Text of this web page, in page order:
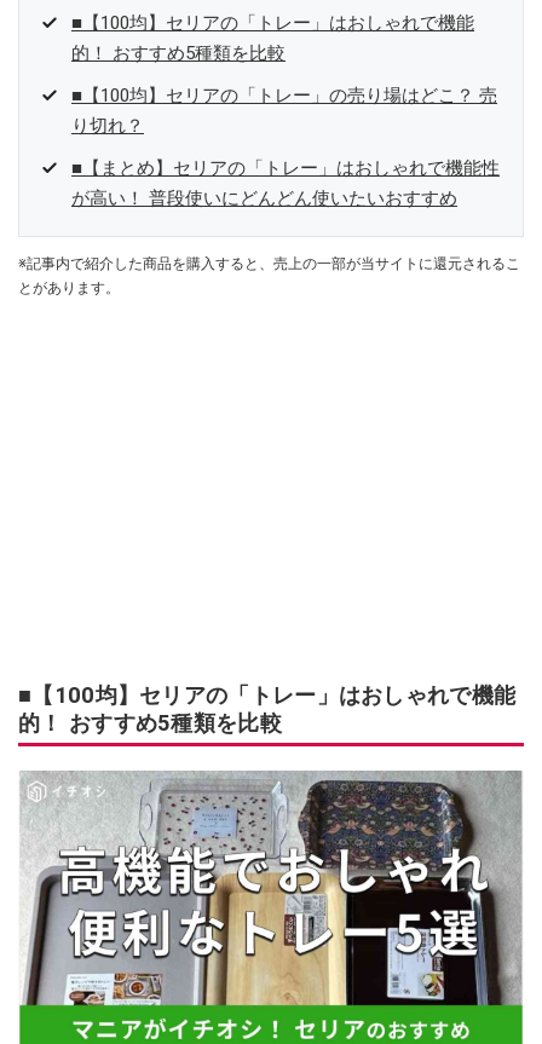
■【100均】セリアの「トレー」はおしゃれで機能
的！ おすすめ5種類を比較
■【100均】セリアの「トレー」の売り場はどこ？ 売
り切れ？
■【まとめ】セリアの「トレー」はおしゃれで機能性
が高い！ 普段使いにどんどん使いたいおすすめ
※記事内で紹介した商品を購入すると、売上の一部が当サイトに還元されるこ
とがあります。
■【100均】セリアの「トレー」はおしゃれで機能
的！ おすすめ5種類を比較